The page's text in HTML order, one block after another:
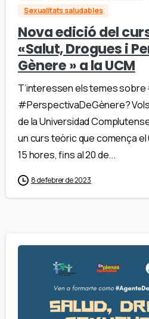
Sexualitats saludables
Nova edició del
«Salut, Drogues i
Gènere » a la UCM
T’interessen els temes
#PerspectivaDeGènere?
de la Universidad
un curs teòric que comença el
15 hores, fins al 20 de...
8 de febrer de 2023